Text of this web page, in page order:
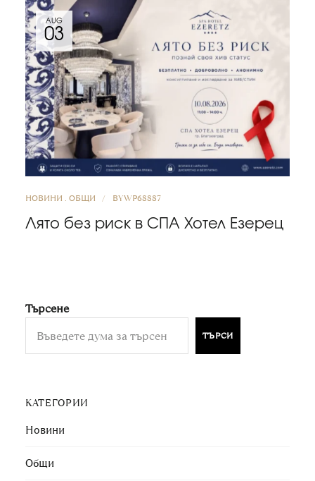
AUG
03
НОВИНИ ОБЩИ BYWP68887
Лято без риск в СПА Хотел Езерец
Търсене
ТЪРСИ
КАТЕГОРИИ
Новини
Общи